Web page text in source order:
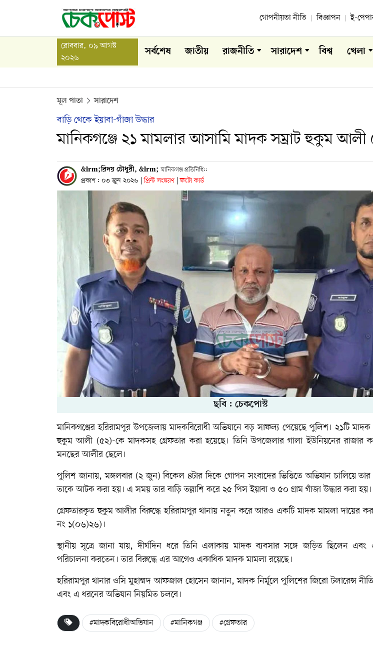
গোপনীয়তা নীতি বিজ্ঞাপন ই-
রোববার, ০৯ আগস্ট
২০২৬
সর্বশেষ জাতীয় রাজনীতি সারাদেশ বিশ্ব খেলা
মূল পাতা সারাদেশ
বাড়ি থেকে ইয়াবা-গাঁজা উদ্ধার
মানিকগঞ্জে ২১ মামলার আসামি মাদক সম্রাট হুকুম আলী
&lrm;রিদয় চৌধুরী, &lrm;মানিকগঞ্জ প্রতিনিধি::
প্রকাশ : ০৩ জুন ২০২৬ | প্রিন্ট সংস্করণ | ফটো কার্ড
ছবি : চেকপোস্ট
মানিকগঞ্জের হরিরামপুর উপজেলায় মাদকবিরোধী অভিযানে বড় সাফল্য পেয়েছে পুলিশ। ২১টি
হুকুম আলী (৫২)-কে মাদকসহ গ্রেফতার করা হয়েছে। তিনি উপজেলার গালা ইউনিয়নের রাজার
মনছের আলীর ছেলে।
পুলিশ জানায়, মঙ্গলবার (২ জুন) বিকেল ৪টার দিকে গোপন সংবাদের ভিত্তিতে অভিযান চালিয়ে
তাকে আটক করা হয়। এ সময় তার বাড়ি তল্লাশি করে ২৫ পিস ইয়াবা ও ৫০ গ্রাম গাঁজা উদ্ধার করা হয়।
গ্রেফতারকৃত হুকুম আলীর বিরুদ্ধে হরিরামপুর থানায় নতুন করে আরও একটি মাদক মামলা দায়ের
নং ১(০৬)২৬)।
স্থানীয় সূত্রে জানা যায়, দীর্ঘদিন ধরে তিনি এলাকায় মাদক ব্যবসার সঙ্গে জড়িত ছিলেন এবং
পরিচালনা করতেন। তার বিরুদ্ধে এর আগেও একাধিক মাদক মামলা রয়েছে।
হরিরামপুর থানার ওসি মুহাম্মদ আফজাল হোসেন জানান, মাদক নির্মূলে পুলিশের জিরো টলারেন্স
এবং এ ধরনের অভিযান নিয়মিত চলবে।
#মাদকবিরোধীঅভিযান #মানিকগঞ্জ #গ্রেফতার